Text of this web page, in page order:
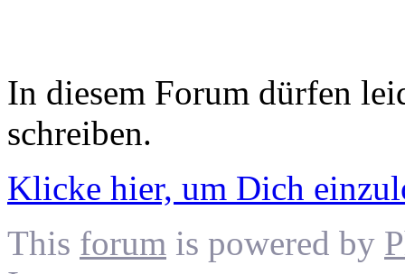
In diesem Forum dürfen
schreiben.
Klicke hier, um Dich
This forum is powered by